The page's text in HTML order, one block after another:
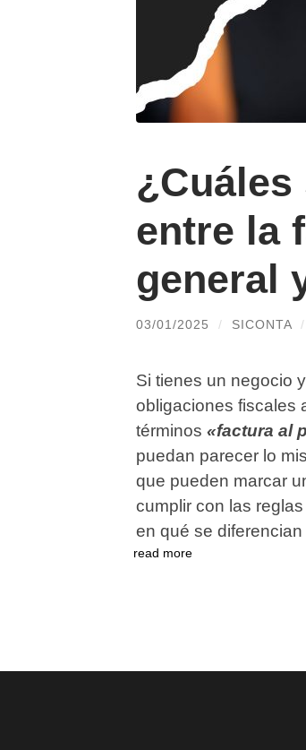
entre la
general
03/01/2025 / SICONTA /
Si tienes un negocio
obligaciones fiscales
términos «factura al
puedan parecer lo
que pueden marcar
cumplir con las
en qué se
read more